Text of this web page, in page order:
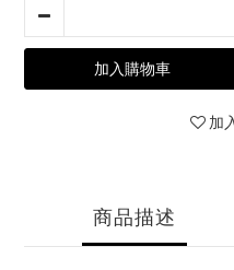
加入購物車
加
商品描述